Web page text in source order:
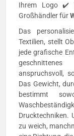
Ihrem Logo ✔️
Großhändler für
Das
Textilien, stellt
jede grafische
anspruchsvoll,
Das Gewicht,
bestimmt
Drucktechniken.
zu weich,